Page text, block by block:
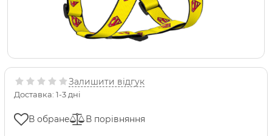
Залишити відгук
Доставка: 1-3 дні
В обране В порівняння